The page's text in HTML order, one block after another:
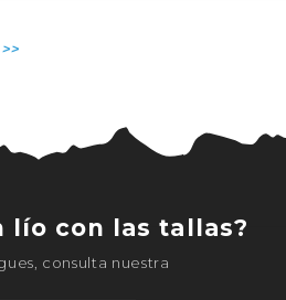
lío con las tallas?
consulta nuestra